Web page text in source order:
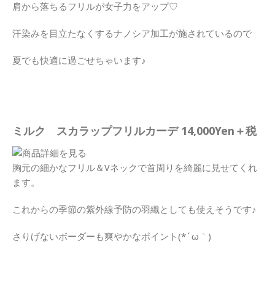
肩から落ちるフリルが女子力をアップ♡
汗染みを目立たなくするナノシア加工が施されているので
夏でも快適に過ごせちゃいます♪
ミルク スカラップフリルカーデ 14,000Yen＋税
胸元の細かなフリル＆Vネックで首周りを綺麗に見せてくれ
ます。
これからの季節の紫外線予防の羽織としても使えそうです♪
さりげないボーダーも爽やかなポイント(*´ω｀)